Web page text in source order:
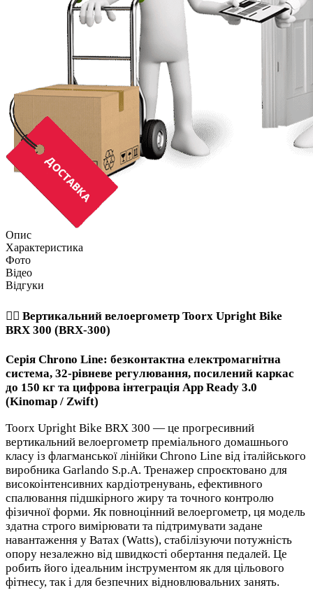
Опис
Характеристика
Фото
Відео
Відгуки
🚴‍♂️ Вертикальний велоергометр Toorx Upright Bike
BRX 300 (BRX-300)
Серія Chrono Line: безконтактна електромагнітна
система, 32-рівневе регулювання, посилений каркас
до 150 кг та цифрова інтеграція App Ready 3.0
(Kinomap / Zwift)
Toorx Upright Bike BRX 300 — це прогресивний
вертикальний велоергометр преміального домашнього
класу із флагманської лінійки Chrono Line від італійського
виробника Garlando S.p.A. Тренажер спроєктовано для
високоінтенсивних кардіотренувань, ефективного
спалювання підшкірного жиру та точного контролю
фізичної форми. Як повноцінний велоергометр, ця модель
здатна строго вимірювати та підтримувати задане
навантаження у Ватах (Watts), стабілізуючи потужність
опору незалежно від швидкості обертання педалей. Це
робить його ідеальним інструментом як для цільового
фітнесу, так і для безпечних відновлювальних занять.